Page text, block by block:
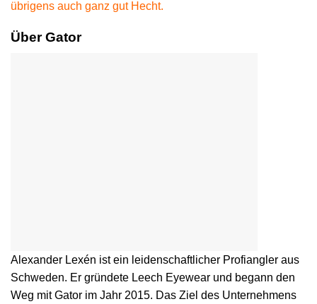
übrigens auch ganz gut Hecht.
Über Gator
Alexander Lexén ist ein leidenschaftlicher Profiangler aus
Schweden. Er gründete Leech Eyewear und begann den
Weg mitGator im Jahr 2015. Das Ziel des Unternehmens